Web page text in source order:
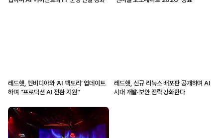
레드햇, 엔비디아와 ‘AI 팩토리’ 업데이트
하며 “프로덕션 AI 전환 지원”
레드햇, 신규 리눅스 배포판 공개하며 AI
시대 개발·보안 전략 강화한다